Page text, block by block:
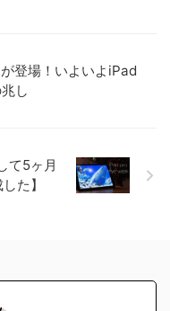
登場！いよいよiPad
し
て5ヶ月
た】